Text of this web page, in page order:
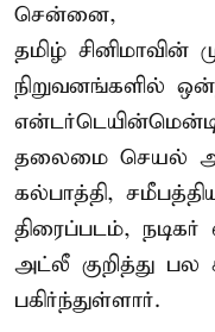
சென்னை,
தமிழ் சினிமாவின்
நிறுவனங்களில்
தலைமை செயல்
கல்பாத்தி,
திரைப்படம்,
அட்லீ குறித்து
பகிர்ந்துள்ளார்.